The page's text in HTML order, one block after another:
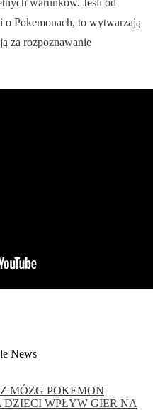
o Pokemonach, to wytwarzają
za rozpoznawanie
News
MÓZG POKEMON
DZIECI WPŁYW GIER NA